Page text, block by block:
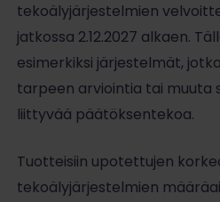
tekoälyjärjestelmien
jatkossa 2.12.2027 alkaen.
esimerkiksi järjestelmät,
tarpeen arviointia tai muuta
liittyvää päätöksentekoa.
Tuotteisiin upotettujen
tekoälyjärjestelmien